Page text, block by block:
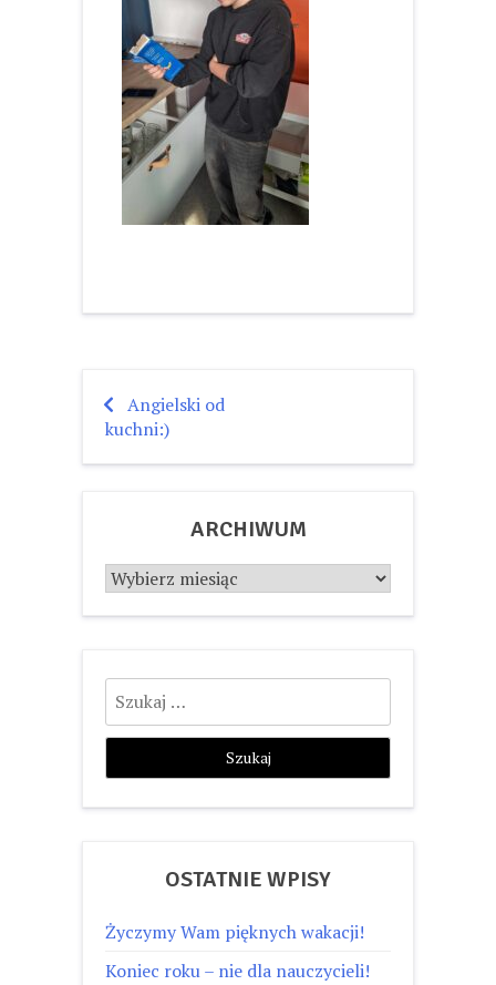
Nawigacja
wpisu
Angielski od
kuchni:)
ARCHIWUM
Archiwum
Szukaj:
OSTATNIE WPISY
Życzymy Wam pięknych wakacji!
Koniec roku – nie dla nauczycieli!